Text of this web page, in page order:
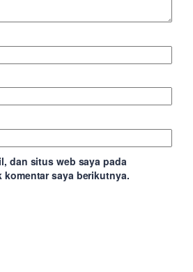
dan situs web saya pada
saya berikutnya.